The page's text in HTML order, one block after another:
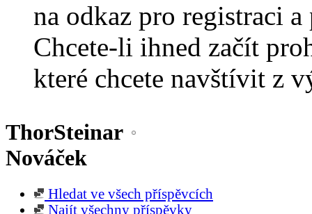
na odkaz pro registraci
Chcete-li ihned začít
které chcete navštívit z
ThorSteinar
Nováček
Hledat ve všech příspěvcích
Najít všechny příspěvky